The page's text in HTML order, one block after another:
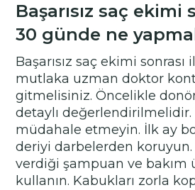
Başarısız saç ekimi
30 günde ne
Başarısız saç ekimi
mutlaka uzman doktor
gitmelisiniz. Öncelikle
detaylı değerlendirilmelidir.
müdahale etmeyin. İlk ay
deriyi darbelerden
verdiği şampuan ve bakım
kullanın. Kabukları zorla